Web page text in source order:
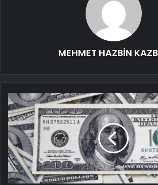
MEHMET HAZBİN